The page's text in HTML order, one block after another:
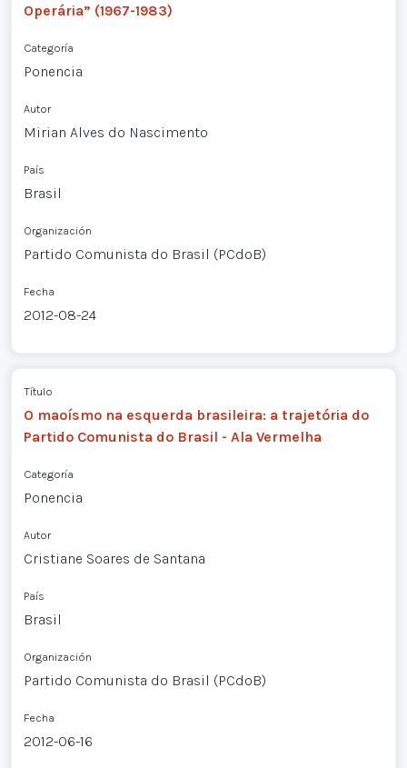
Operária” (1967-1983)
Categoría
Ponencia
Autor
Mirian Alves do Nascimento
País
Brasil
Organización
Partido Comunista do Brasil (PCdoB)
Fecha
2012-08-24
Título
O maoísmo na esquerda brasileira: a trajetória do
Partido Comunista do Brasil - Ala Vermelha
Categoría
Ponencia
Autor
Cristiane Soares de Santana
País
Brasil
Organización
Partido Comunista do Brasil (PCdoB)
Fecha
2012-06-16